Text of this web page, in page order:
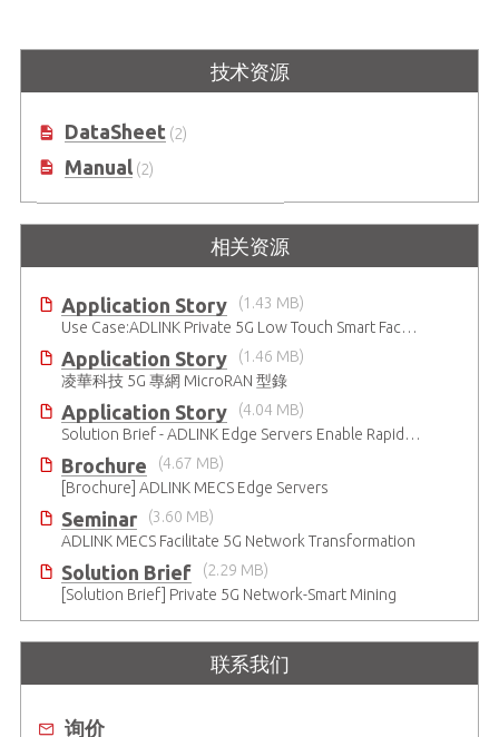
1U 19” 边缘计算平台，支持 Intel®
1U 19” 边缘服务器，采用 Intel®
Xeon® D 处理器
技术资源
DataSheet(2)
Manual(2)
相关资源
Application Story
(1.43 MB)
Use Case:ADLINK Private 5G Low Touch Smart Factory
Application Story
(1.46 MB)
凌華科技 5G 專網 MicroRAN 型錄
Application Story
(4.04 MB)
Solution Brief - ADLINK Edge Servers Enable Rapid 5G Open RAN Deployment
Brochure
(4.67 MB)
[Brochure] ADLINK MECS Edge Servers
Seminar
(3.60 MB)
ADLINK MECS Facilitate 5G Network Transformation
Solution Brief
(2.29 MB)
[Solution Brief] Private 5G Network-Smart Mining
联系我们
询价